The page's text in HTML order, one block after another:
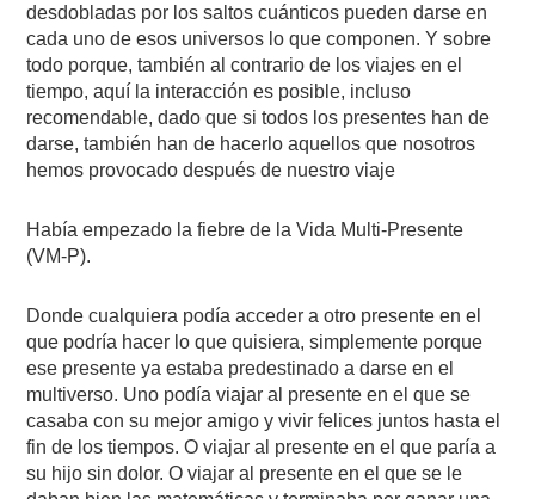
desdobladas por los saltos cuánticos pueden darse en
cada uno de esos universos lo que componen. Y sobre
todo porque, también al contrario de los viajes en el
tiempo, aquí la interacción es posible, incluso
recomendable, dado que si todos los presentes han de
darse, también han de hacerlo aquellos que nosotros
hemos provocado después de nuestro viaje
Había empezado la fiebre de la Vida Multi-Presente
(VM-P).
Donde cualquiera podía acceder a otro presente en el
que podría hacer lo que quisiera, simplemente porque
ese presente ya estaba predestinado a darse en el
multiverso. Uno podía viajar al presente en el que se
casaba con su mejor amigo y vivir felices juntos hasta el
fin de los tiempos. O viajar al presente en el que paría a
su hijo sin dolor. O viajar al presente en el que se le